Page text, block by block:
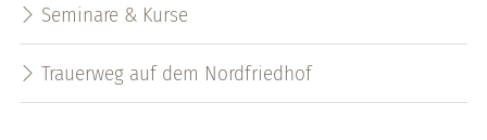
Seminare & Kurse
Trauerweg auf dem Nordfriedhof